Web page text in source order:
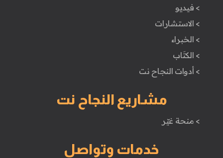
> فيديو
> الاستشارات
> الخبراء
> الكتَاب
> أدوات النجاح نت
مشاريع النجاح نت
> منحة غيّر
خدمات وتواصل